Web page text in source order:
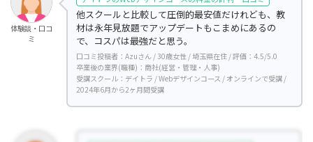
体験談・口コ
ミ
他スクールと比較して圧倒的最安値だけれども、教
材は永年見放題でアップデートもこまめにあるの
で、コスパは最強だと思う。
口コミ投稿者：Azuさん / 30歳女性 / 埼玉県在住 / 評価：4.5/5.0
卒業後の業界(職種)：商社(経営・管理・人事)
受講スクール：デイトラ / Webデザインコース / オンラインで受講 /
2024年6月から2ヶ月間受講